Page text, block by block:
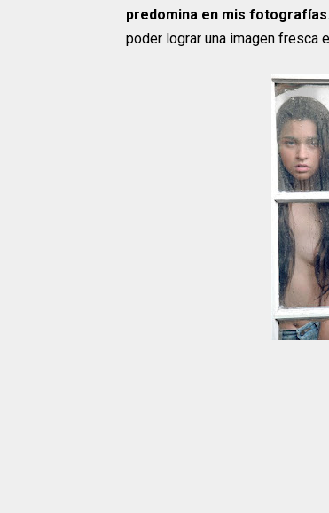
predomina en mis fotografías
poder lograr una imagen fresca